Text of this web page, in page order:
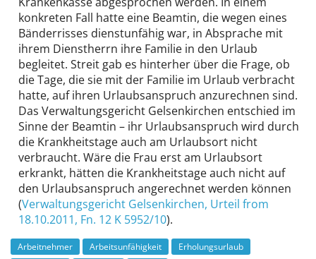
konkreten Fall hatte eine Beamtin, die wegen eines
Bänderrisses dienstunfähig war, in Absprache mit
ihrem Dienstherrn ihre Familie in den Urlaub
begleitet. Streit gab es hinterher über die Frage, ob
die Tage, die sie mit der Familie im Urlaub verbracht
hatte, auf ihren Urlaubsanspruch anzurechnen sind.
Das Verwaltungsgericht Gelsenkirchen entschied im
Sinne der Beamtin – ihr Urlaubsanspruch wird durch
die Krankheitstage auch am Urlaubsort nicht
verbraucht. Wäre die Frau erst am Urlaubsort
erkrankt, hätten die Krankheitstage auch nicht auf
den Urlaubsanspruch angerechnet werden können
(Verwaltungsgericht Gelsenkirchen, Urteil from
18.10.2011, Fn. 12 K 5952/10).
Arbeitnehmer Arbeitsunfähigkeit
Erholungsurlaub